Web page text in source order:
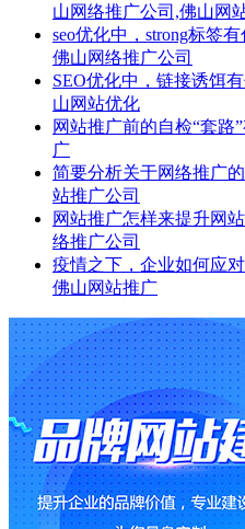
山网络推广公司,佛山网
seo优化中，strong标签
佛山网络推广公司
SEO优化中，链接诱饵
山网站优化
网站推广前的自检“套路
广
简要分析关于网络推广
站推广公司
网站推广怎样来提升网
络推广公司
疫情之下，企业如何应
佛山网站推广